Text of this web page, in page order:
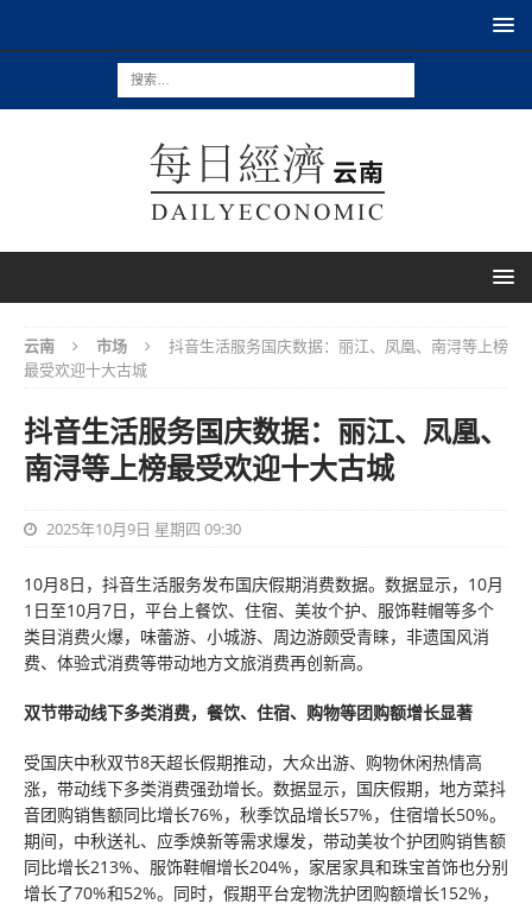
云南 市场
抖音生活服务国庆数据：丽江、凤凰、南浔等上榜
最受欢迎十大古城
抖音生活服务国庆数据：丽江、凤凰、
南浔等上榜最受欢迎十大古城
2025年10月9日 星期四 09:30
10月8日，抖音生活服务发布国庆假期消费数据。数据显示，10月
1日至10月7日，平台上餐饮、住宿、美妆个护、服饰鞋帽等多个
类目消费火爆，味蕾游、小城游、周边游颇受青睐，非遗国风消
费、体验式消费等带动地方文旅消费再创新高。
双节带动线下多类消费，餐饮、住宿、购物等团购额增长显著
受国庆中秋双节8天超长假期推动，大众出游、购物休闲热情高
涨，带动线下多类消费强劲增长。数据显示，国庆假期，地方菜抖
音团购销售额同比增长76%，秋季饮品增长57%，住宿增长50%。
期间，中秋送礼、应季焕新等需求爆发，带动美妆个护团购销售额
同比增长213%、服饰鞋帽增长204%，家居家具和珠宝首饰也分别
增长了70%和52%。同时，假期平台宠物洗护团购额增长152%，